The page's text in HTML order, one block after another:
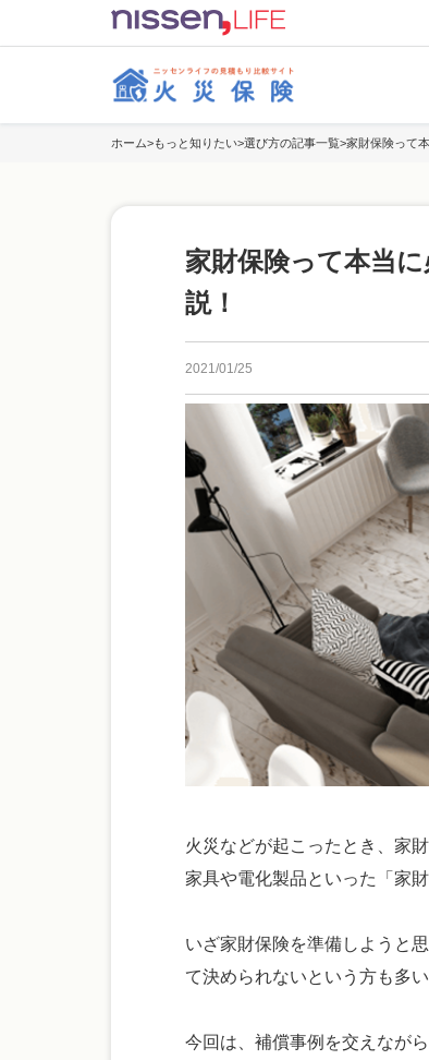
ホーム もっと知りたい 選び方の記事一覧 家財保険って
家財保険って本当
説！
2021/01/25
火災などが起こったとき、家
家具や電化製品といった「家
いざ家財保険を準備しようと
て決められないという方も多
今回は、補償事例を交えなが